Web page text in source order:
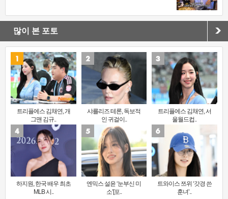
많이 본 포토
트리플에스 김채연, 개
그맨 김규..
샤를리즈 테론, 독보적
인 귀걸이..
트리플에스 김채연, 서
울월드컵..
하지원, 한국 배우 최초
MLB 시..
엔믹스 설윤 ‘눈부신 미
소’[포..
트와이스 쯔위 ‘갓경 쓴
훈녀’..